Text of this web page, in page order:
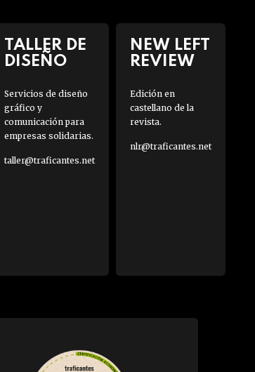
TALLER DE
DISEÑO
Servicios de diseño
gráfico y
comunicación para
empresas solidarias.
taller@traficantes.net
NEW LEFT
REVIEW
Edición en
castellano de la
revista.
nlr@traficantes.net